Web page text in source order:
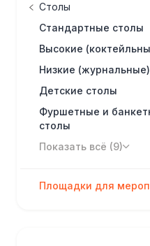
Столы
Стандартные столы
Высокие
Низкие (журнальные)
Детские столы
Фуршетные и
столы
Показать всё (9)
Площадки для